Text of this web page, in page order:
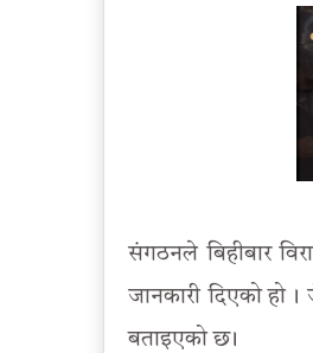
संगठनले बिहीबार
जानकारी दिएको हो
बताइएको छ ।